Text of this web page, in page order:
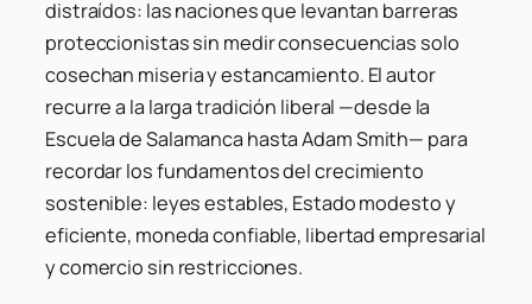
distraídos: las naciones que levantan barreras
proteccionistas sin medir consecuencias solo
cosechan miseria y estancamiento. El autor
recurre a la larga tradición liberal —desde la
Escuela de Salamanca hasta Adam Smith— para
recordar los fundamentos del crecimiento
sostenible: leyes estables, Estado modesto y
eficiente, moneda confiable, libertad empresarial
y comercio sin restricciones.